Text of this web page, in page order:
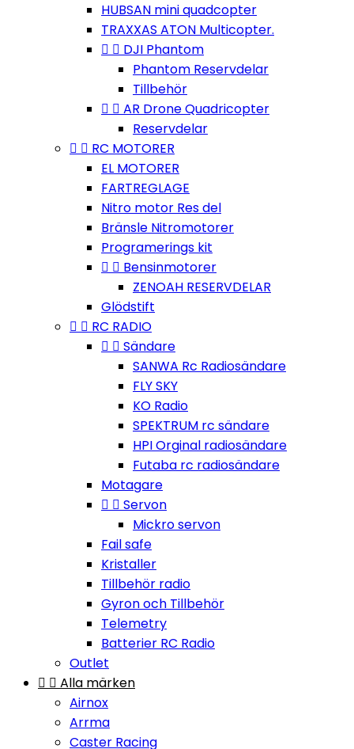
HUBSAN mini quadcopter
TRAXXAS ATON Multicopter.
  DJI Phantom
Phantom Reservdelar
Tillbehör
  AR Drone Quadricopter
Reservdelar
  RC MOTORER
EL MOTORER
FARTREGLAGE
Nitro motor Res del
Bränsle Nitromotorer
Programerings kit
  Bensinmotorer
ZENOAH RESERVDELAR
Glödstift
  RC RADIO
  Sändare
SANWA Rc Radiosändare
FLY SKY
KO Radio
SPEKTRUM rc sändare
HPI Orginal radiosändare
Futaba rc radiosändare
Motagare
  Servon
Mickro servon
Fail safe
Kristaller
Tillbehör radio
Gyron och Tillbehör
Telemetry
Batterier RC Radio
Outlet
  Alla märken
Airnox
Arrma
Caster Racing